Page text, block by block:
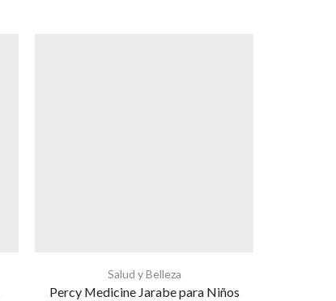
Salud y Belleza
Percy Medicine Jarabe para Niños